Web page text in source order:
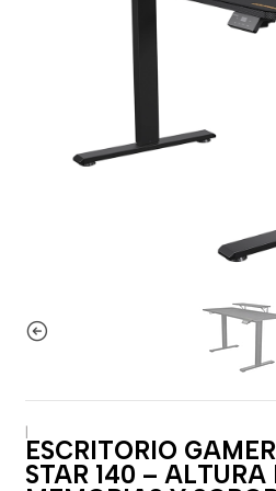
|
ESCRITORIO
STAR 140 – ALTURA